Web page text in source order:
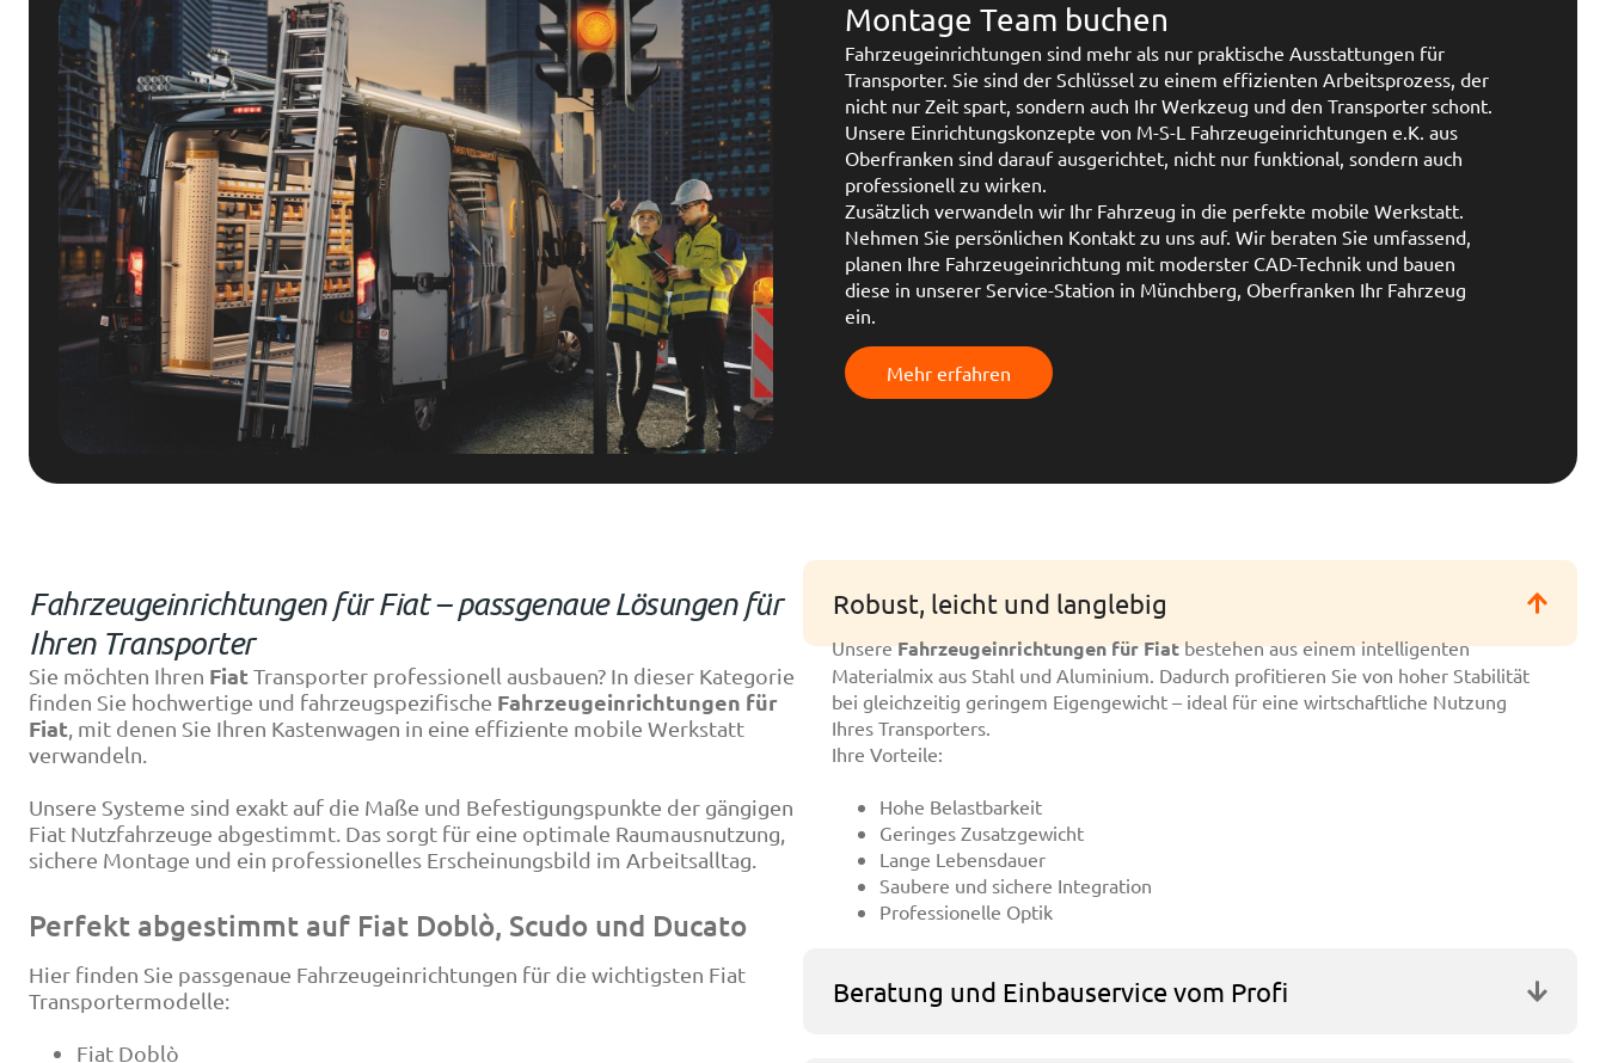
Montage Team buchen
Fahrzeugeinrichtungen sind mehr als nur praktische Ausstattungen für
Transporter. Sie sind der Schlüssel zu einem effizienten Arbeitsprozess, der
nicht nur Zeit spart, sondern auch Ihr Werkzeug und den Transporter schont.
Unsere Einrichtungskonzepte von M-S-L Fahrzeugeinrichtungen e.K. aus
Oberfranken sind darauf ausgerichtet, nicht nur funktional, sondern auch
professionell zu wirken.
Zusätzlich verwandeln wir Ihr Fahrzeug in die perfekte mobile Werkstatt.
Nehmen Sie persönlichen Kontakt zu uns auf. Wir beraten Sie umfassend,
planen Ihre Fahrzeugeinrichtung mit moderster CAD-Technik und bauen
diese in unserer Service-Station in Münchberg, Oberfranken Ihr Fahrzeug
ein.
Mehr erfahren
Fahrzeugeinrichtungen für Fiat – passgenaue Lösungen für
Ihren Transporter
Sie möchten Ihren FiatTransporter professionell ausbauen? In dieser Kategorie
finden Sie hochwertige und fahrzeugspezifische Fahrzeugeinrichtungen für
Fiat , mit denen Sie Ihren Kastenwagen in eine effiziente mobile Werkstatt
verwandeln.
Unsere Systeme sind exakt auf die Maße und Befestigungspunkte der gängigen
Fiat Nutzfahrzeuge abgestimmt. Das sorgt für eine optimale Raumausnutzung,
sichere Montage und ein professionelles Erscheinungsbild im Arbeitsalltag.
Perfekt abgestimmt auf Fiat Doblò, Scudo und Ducato
Hier finden Sie passgenaue Fahrzeugeinrichtungen für die wichtigsten Fiat
Transportermodelle:
Fiat Doblò
Robust, leicht und langlebig
UnsereFahrzeugeinrichtungen für Fiatbestehen aus einem intelligenten
Materialmix aus Stahl und Aluminium. Dadurch profitieren Sie von hoher Stabilität
bei gleichzeitig geringem Eigengewicht – ideal für eine wirtschaftliche Nutzung
Ihres Transporters.
Ihre Vorteile:
Hohe Belastbarkeit
Geringes Zusatzgewicht
Lange Lebensdauer
Saubere und sichere Integration
Professionelle Optik
Beratung und Einbauservice vom Profi